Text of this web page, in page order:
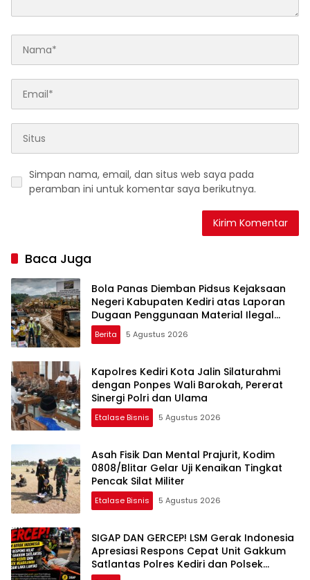
Simpan nama, email, dan situs web saya pada
peramban ini untuk komentar saya berikutnya.
Baca Juga
Bola Panas Diemban Pidsus Kejaksaan
Negeri Kabupaten Kediri atas Laporan
Dugaan Penggunaan Material Ilegal
Proyek Tol Kediri Oleh PT. HASTARI JAYA
SENTOSA
Berita 5 Agustus 2026
Kapolres Kediri Kota Jalin Silaturahmi
dengan Ponpes Wali Barokah, Pererat
Sinergi Polri dan Ulama
Etalase Bisnis 5 Agustus 2026
Asah Fisik Dan Mental Prajurit, Kodim
0808/Blitar Gelar Uji Kenaikan Tingkat
Pencak Silat Militer
Etalase Bisnis 5 Agustus 2026
SIGAP DAN GERCEP! LSM Gerak Indonesia
Apresiasi Respons Cepat Unit Gakkum
Satlantas Polres Kediri dan Polsek
Ngadiluwih dalam Penanganan